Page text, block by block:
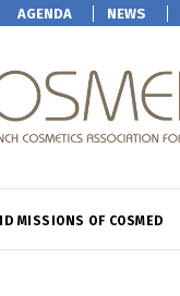
AGENDA NEWS
MISSIONS OF COSMED